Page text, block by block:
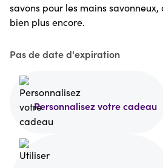
savons pour les mains
bien plus encore.
Pas de date d'expiration
Personnalisez votre cadeau